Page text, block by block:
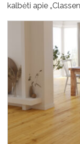
kalbėti apie